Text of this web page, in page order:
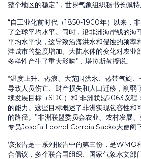
整个地区的稳定”，世界气象组织秘书长佩特
“自工业化前时代（1850-1900年）以来，
了全球平均水平。同时，沿非洲海岸线的海
平均水平快，这导致沿海洪水和侵蚀的频率
洼城市的盐度增加。大陆水体的变化对农业
多样性产生了重大影响”，塔拉斯教授说。
“温度上升、热浪、大范围洪水、热带气旋
导致人员伤亡、财产损失和人口迁移，削弱
续发展目标（SDG）和“非洲联盟2063议程
的能力。这些目标概述了非洲实现包容性和
的路径。”非洲联盟委员会农业、农村发展
专员Josefa Leonel Correia Sacko大使阁下
该报告是一系列报告中的第三份，是WMO
合倡议，多个联合国组织、国家气象水文部